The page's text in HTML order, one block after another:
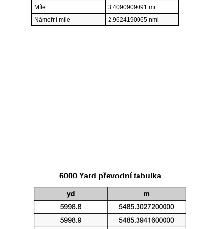
Míle
3.4090909091 mi
Námořní míle
2.9624190065 nmi
6000 Yard převodní tabulka